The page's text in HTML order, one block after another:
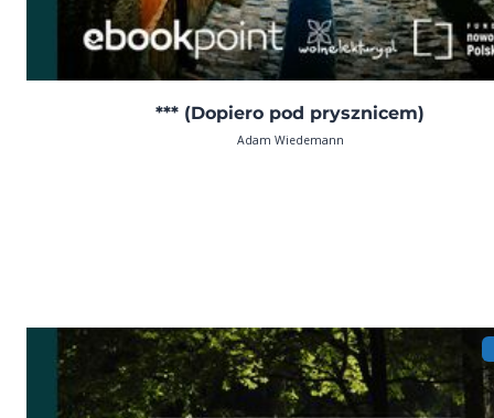
*** (Dopiero pod prysznicem)
Adam Wiedemann